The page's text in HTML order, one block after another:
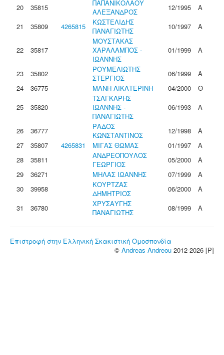
20
35815
ΠΑΠΑΝΙΚΟΛΑΟΥ
ΑΛΕΞΑΝΔΡΟΣ
12/1995
Α
21
35809 4265815
ΚΩΣΤΕΛΙΔΗΣ
ΠΑΝΑΓΙΩΤΗΣ
10/1997 Α
22 35817
ΜΟΥΣΤΑΚΑΣ
ΧΑΡΑΛΑΜΠΟΣ -
ΙΩΑΝΝΗΣ
01/1999 Α
23 35802
ΡΟΥΜΕΛΙΩΤΗΣ
ΣΤΕΡΓΙΟΣ
06/1999
Α
24
36775 ΜΑΝΗ ΑΙΚΑΤΕΡΙΝΗ 04/2000
Θ
25
35820
ΤΣΑΓΚΑΡΗΣ
ΙΩΑΝΝΗΣ -
ΠΑΝΑΓΙΩΤΗΣ
06/1993 Α
26 36777
ΡΑΔΟΣ
ΚΩΝΣΤΑΝΤΙΝΟΣ
12/1998
Α
27
35807 4265831 ΜΙΓΑΣ ΘΩΜΑΣ 01/1997
Α
28
35811
ΑΝΔΡΕΟΠΟΥΛΟΣ
ΓΕΩΡΓΙΟΣ
05/2000
Α
29
36271 ΜΗΛΑΣ ΙΩΑΝΝΗΣ 07/1999
Α
30
39958
ΚΟΥΡΤΖΑΣ
ΔΗΜΗΤΡΙΟΣ
06/2000
Α
31
36780
ΧΡΥΣΑΥΓΗΣ
ΠΑΝΑΓΙΩΤΗΣ
08/1999 Α
Επιστροφή στην Ελληνική Σκακιστική Ομοσπονδία
© Andreas Andreou 2012-2026 [P]